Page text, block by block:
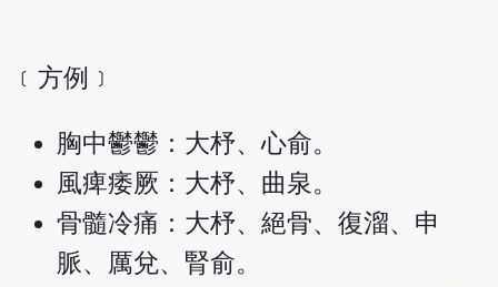
﹝方例﹞
胸中鬱鬱：大杼、心俞。
風痺痿厥：大杼、曲泉。
骨髓冷痛：大杼、絕骨、復溜、申
脈、厲兌、腎俞。